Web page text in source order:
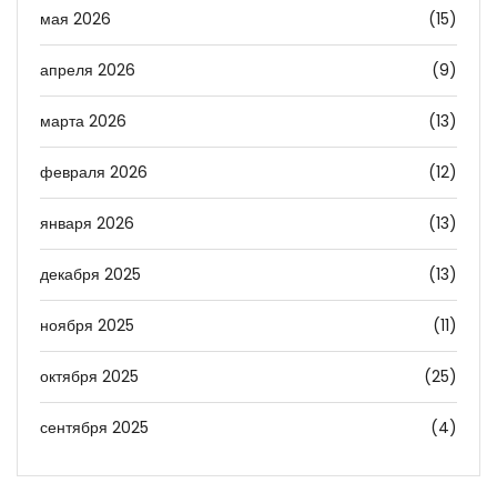
мая 2026 (15)
апреля 2026 (9)
марта 2026 (13)
февраля 2026 (12)
января 2026 (13)
декабря 2025 (13)
ноября 2025 (11)
октября 2025 (25)
сентября 2025 (4)